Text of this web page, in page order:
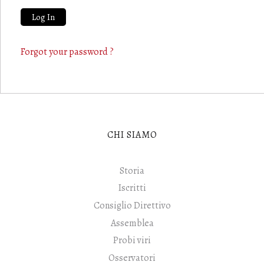
Forgot your password ?
CHI SIAMO
Storia
Iscritti
Consiglio Direttivo
Assemblea
Probi viri
Osservatori